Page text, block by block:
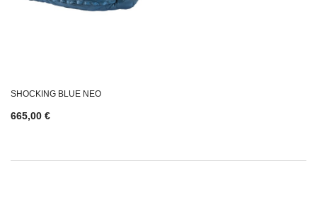
SHOCKING BLUE NEO
665,00 €